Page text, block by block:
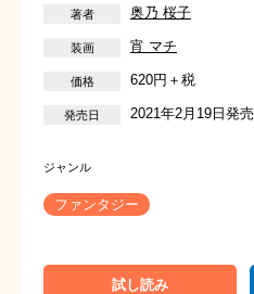
奥乃 桜子
宵 マチ
620円＋税
2021年2月19日発売
ファンタジー
試し読み